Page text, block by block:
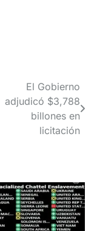
El Gobierno
adjudicó $3,788
billones en
licitación